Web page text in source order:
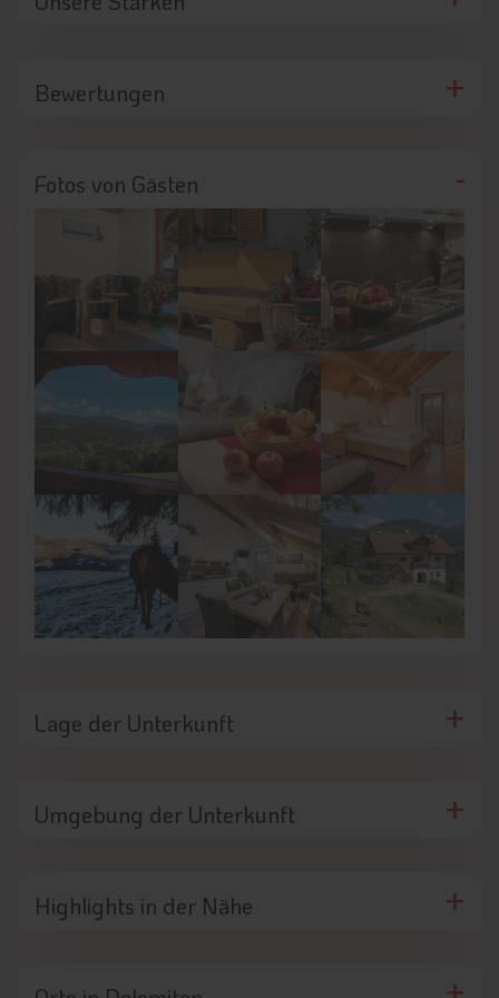
zu einem idealen Ausgangspunkt für Naturerlebnisse und
Winterurlaub zwischen Kronplatz und Dolomiten
abwechslungsreichen Pisten begeistert. Auch
Winterwanderungen, Rodelbahnen und Langlaufmöglichkeiten
sorgen für vielseitige Urlaubstage im Schnee. Nach aktiven
des Bauernhofs zurück und genießen die Ruhe der
verschneiten Landschaft.
Bewertungen
Fotos von Gästen
Lage der Unterkunft
Umgebung der Unterkunft
Highlights in der Nähe